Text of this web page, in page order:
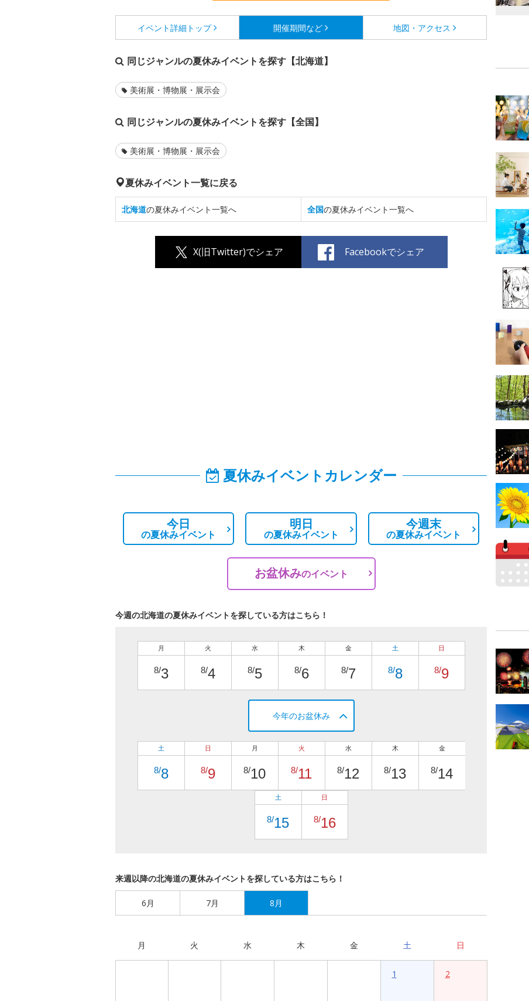
イベント詳細 トップ 開催期間など 地図・アクセス
同じジャンルの夏休みイベントを探す【北海道】
美術展・博物展・展示会
同じジャンルの夏休みイベントを探す【全国】
美術展・博物展・展示会
夏休みイベント一覧に戻る
北海道の夏休みイベント一覧へ 全国の夏休みイベント一覧へ
X(旧Twitter)でシェア Facebookでシェア
夏休みイベントカレンダー
今日
の夏休みイベント
明日
の夏休みイベント
今週末
の夏休みイベント
お盆休みのイベント
今週の北海道の夏休みイベントを探している方はこちら！
月
8/3
火
8/4
水
8/5
木
8/6
金
8/7
土
8/8
日
8/9
今年のお盆休み
土
8/8
日
8/9
月
8/10
火
8/11
水
8/12
木
8/13
金
8/14
土
8/15
日
8/16
来週以降の北海道の夏休みイベントを探している方はこちら！
6月 7月 8月
月 火 水 木 金 土 日
1 2